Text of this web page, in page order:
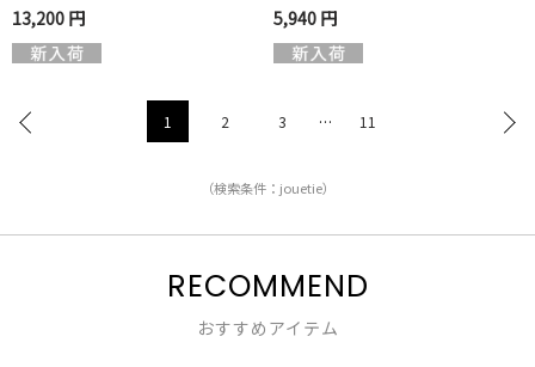
13,200 円 5,940 円
1 2 3 … 11
（検索条件：jouetie）
RECOMMEND
おすすめアイテム